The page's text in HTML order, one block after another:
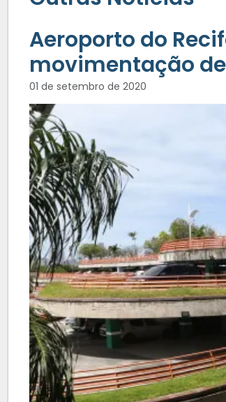
Aeroporto do
movimentação
01 de setembro de 2020